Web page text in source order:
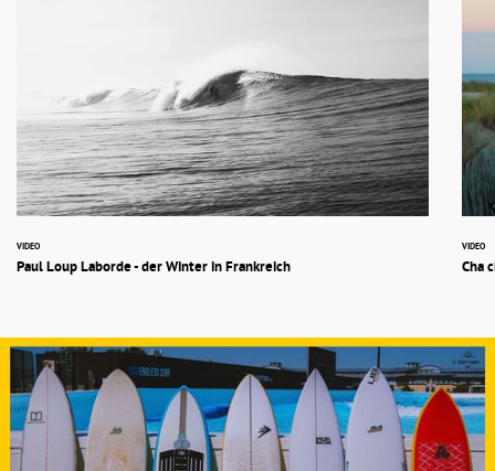
VIDEO
Paul Loup Laborde - der Winter in Frankreich
VIDEO
Cha